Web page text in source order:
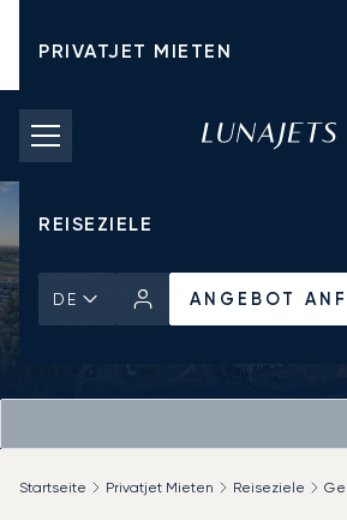
PRIVATJET MIETEN
CHARTERPREISE
PRIVATJETS
REISEZIELE
DE ANGEBOT
Startseite Privatjet Mieten Reiseziele